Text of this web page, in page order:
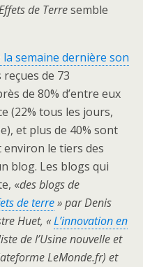
de Terresemble
la semaine dernière son
de 73
de 80% d’entre eux
(22% tous les jours,
et plus de 40% sont
environ le tiers des
blog. Les blogs qui
«des blogs de
de terre» par Denis
Huet, «L’innovation en
de l’Usine nouvelle et
LeMonde.fr) et